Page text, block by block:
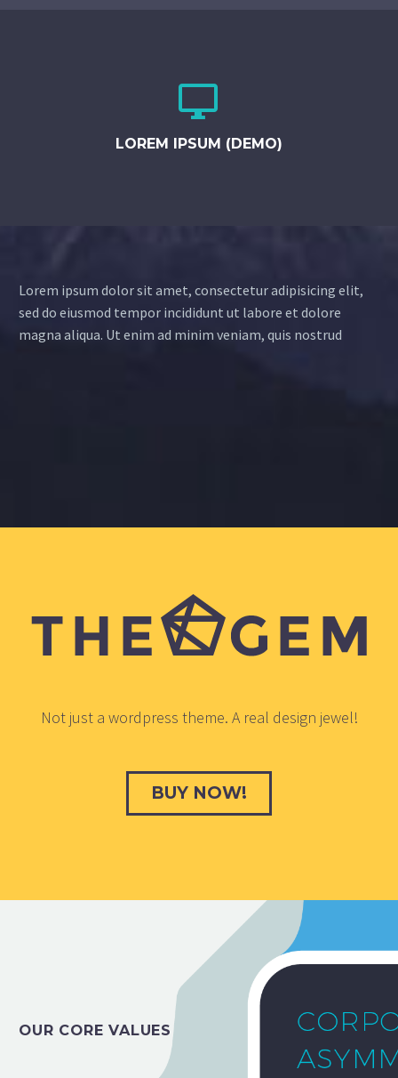


LOREM IPSUM (DEMO)
Lorem ipsum dolor sit amet, consectetur adipisicing elit,
sed do eiusmod tempor incididunt ut labore et dolore
magna aliqua. Ut enim ad minim veniam, quis nostrud
Not just a wordpress theme. A real design jewel!
BUY NOW!
OUR CORE VALUES